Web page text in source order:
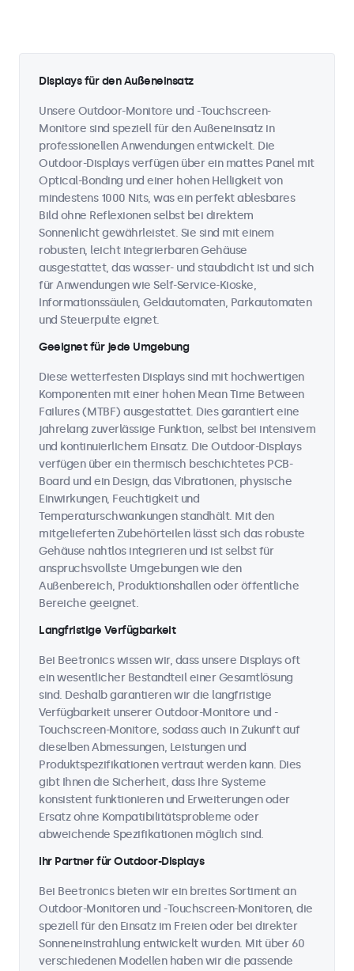
Displays für den Außeneinsatz
Unsere Outdoor-Monitore und -Touchscreen-
Monitore sind speziell für den Außeneinsatz in
professionellen Anwendungen entwickelt. Die
Outdoor-Displays verfügen über ein mattes Panel mit
Optical-Bonding und einer hohen Helligkeit von
mindestens 1000 Nits, was ein perfekt ablesbares
Bild ohne Reflexionen selbst bei direktem
Sonnenlicht gewährleistet. Sie sind mit einem
robusten, leicht integrierbaren Gehäuse
ausgestattet, das wasser- und staubdicht ist und sich
für Anwendungen wie Self-Service-Kioske,
Informationssäulen, Geldautomaten, Parkautomaten
und Steuerpulte eignet.
Geeignet für jede Umgebung
Diese wetterfesten Displays sind mit hochwertigen
Komponenten mit einer hohen Mean Time Between
Failures (MTBF) ausgestattet. Dies garantiert eine
jahrelang zuverlässige Funktion, selbst bei intensivem
und kontinuierlichem Einsatz. Die Outdoor-Displays
verfügen über ein thermisch beschichtetes PCB-
Board und ein Design, das Vibrationen, physische
Einwirkungen, Feuchtigkeit und
Temperaturschwankungen standhält. Mit den
mitgelieferten Zubehörteilen lässt sich das robuste
Gehäuse nahtlos integrieren und ist selbst für
anspruchsvollste Umgebungen wie den
Außenbereich, Produktionshallen oder öffentliche
Bereiche geeignet.
Langfristige Verfügbarkeit
Bei Beetronics wissen wir, dass unsere Displays oft
ein wesentlicher Bestandteil einer Gesamtlösung
sind. Deshalb garantieren wir die langfristige
Verfügbarkeit unserer Outdoor-Monitore und -
Touchscreen-Monitore, sodass auch in Zukunft auf
dieselben Abmessungen, Leistungen und
Produktspezifikationen vertraut werden kann. Dies
gibt Ihnen die Sicherheit, dass Ihre Systeme
konsistent funktionieren und Erweiterungen oder
Ersatz ohne Kompatibilitätsprobleme oder
abweichende Spezifikationen möglich sind.
Ihr Partner für Outdoor-Displays
Bei Beetronics bieten wir ein breites Sortiment an
Outdoor-Monitoren und -Touchscreen-Monitoren, die
speziell für den Einsatz im Freien oder bei direkter
Sonneneinstrahlung entwickelt wurden. Mit über 60
verschiedenen Modellen haben wir die passende